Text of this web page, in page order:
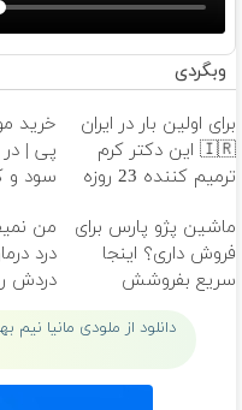
وبگردی
برای اولین بار در ایران
🇮🇷 این دکتر کرم
ترمیم کننده 23 روزه
خرید
سود و
ماشین پژو پارس برای
فروش داری؟ اینجا
سریع بفروشش
من
درد
دردش
دانلود از ملودی مانیا